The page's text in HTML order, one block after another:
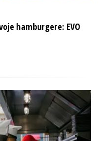
hamburgere: EVO